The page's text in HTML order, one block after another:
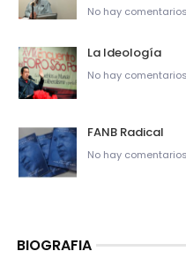
No hay comentarios
La Ideología
No hay comentarios
FANB Radical
No hay comentarios
BIOGRAFIA